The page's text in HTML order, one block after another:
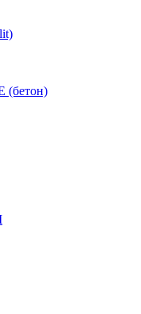
(бетон)